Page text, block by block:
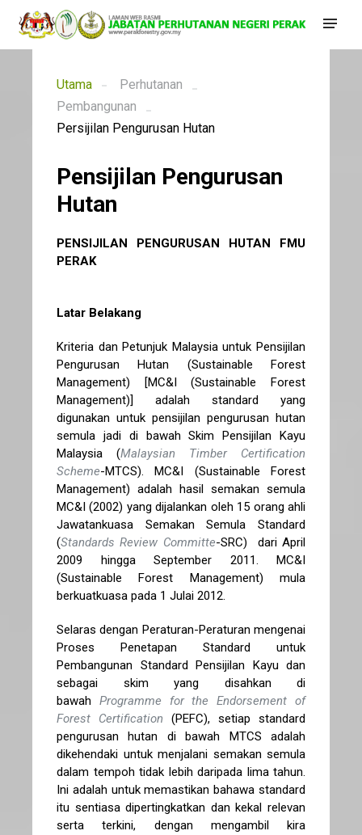
Utama
Perhutanan
Pembangunan
Persijilan Pengurusan Hutan
Pensijilan Pengurusan
Hutan
PENSIJILAN PENGURUSAN HUTAN FMU
PERAK
Latar Belakang
Kriteria dan Petunjuk Malaysia untuk Pensijilan
Pengurusan Hutan (Sustainable Forest
Management) [MC&I (Sustainable Forest
Management)] adalah standard yang
digunakan untuk pensijilan pengurusan hutan
semula jadi di bawah Skim Pensijilan Kayu
Malaysia (Malaysian Timber Certification
Scheme-MTCS). MC&I (Sustainable Forest
Management) adalah hasil semakan semula
MC&I (2002) yang dijalankan oleh 15 orang ahli
Jawatankuasa Semakan Semula Standard
(Standards Review Committe-SRC) dari April
2009 hingga September 2011. MC&I
(Sustainable Forest Management) mula
berkuatkuasa pada 1 Julai 2012.
Selaras dengan Peraturan-Peraturan mengenai
Proses Penetapan Standard untuk
Pembangunan Standard Pensijilan Kayu dan
sebagai skim yang disahkan di
bawah Programme for the Endorsement of
Forest Certification (PEFC), setiap standard
pengurusan hutan di bawah MTCS adalah
dikehendaki untuk menjalani semakan semula
dalam tempoh tidak lebih daripada lima tahun.
Ini adalah untuk memastikan bahawa standard
itu sentiasa dipertingkatkan dan kekal relevan
serta terkini, dengan mengambil kira